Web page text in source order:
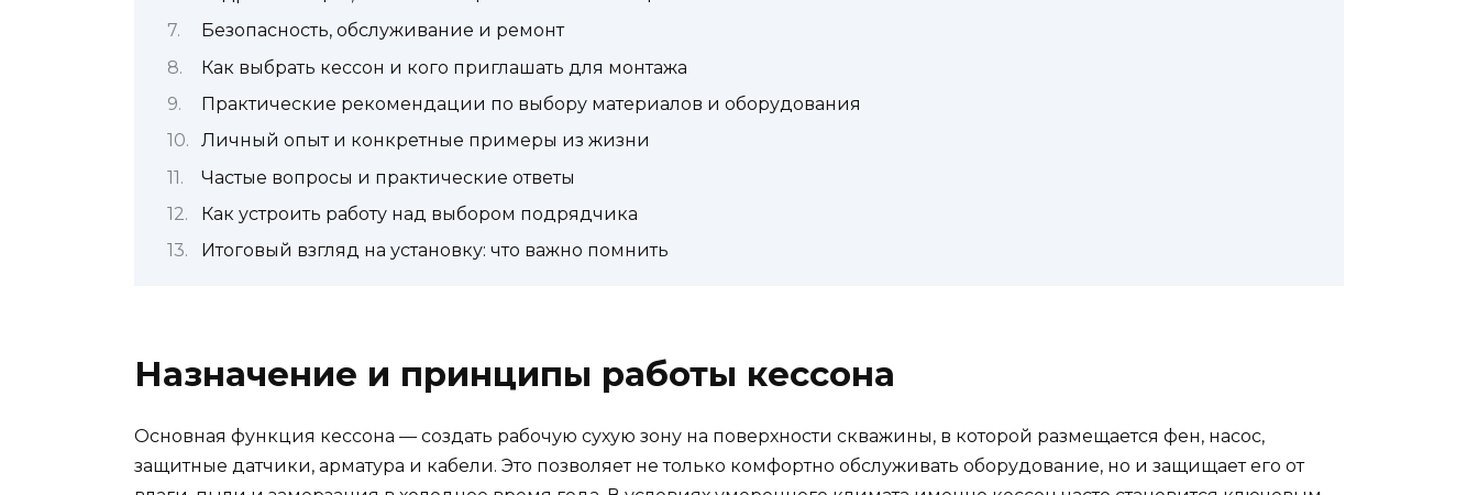
Безопасность, обслуживание и ремонт
Как выбрать кессон и кого приглашать для монтажа
Практические рекомендации по выбору материалов и оборудования
Личный опыт и конкретные примеры из жизни
Частые вопросы и практические ответы
Как устроить работу над выбором подрядчика
Итоговый взгляд на установку: что важно помнить
Назначение и принципы работы кессона
Основная функция кессона — создать рабочую сухую зону на поверхности скважины, в которой размещается фен, насос,
защитные датчики, арматура и кабели. Это позволяет не только комфортно обслуживать оборудование, но и защищает его от